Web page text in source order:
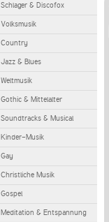
Schlager & Discofox
Volksmusik
Country
Jazz & Blues
Weltmusik
Gothic & Mittelalter
Soundtracks & Musical
Kinder-Musik
Gay
Christliche Musik
Gospel
Meditation & Entspannung